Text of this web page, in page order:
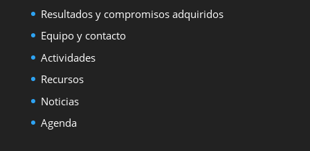
Resultados y compromisos adquiridos
Equipo y contacto
Actividades
Recursos
Noticias
Agenda